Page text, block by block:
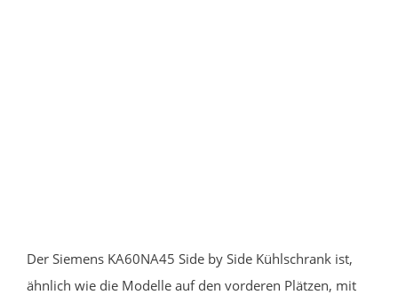
Der Siemens KA60NA45 Side by Side Kühlschrank ist,
ähnlich wie die Modelle auf den vorderen Plätzen, mit